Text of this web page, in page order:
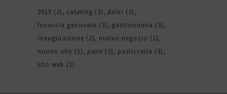
2019 (2) catering (3) dolci (3)
focaccia genovese (3) gastronomia (3)
inaugurazione (2) nuovo negozio (1)
nuovo sito (1) pane (3) pasticceria (3)
sito web (1)